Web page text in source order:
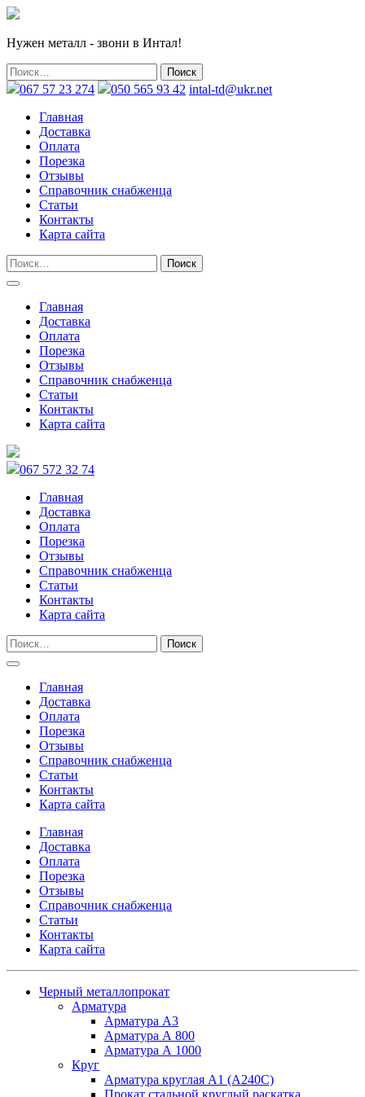
Нужен металл - звони в Интал!
067 57 23 274 050 565 93 42 intal-td@ukr.net
Главная
Доставка
Оплата
Порезка
Отзывы
Справочник снабженца
Статьи
Контакты
Карта сайта
Главная
Доставка
Оплата
Порезка
Отзывы
Справочник снабженца
Статьи
Контакты
Карта сайта
067 572 32 74
Главная
Доставка
Оплата
Порезка
Отзывы
Справочник снабженца
Статьи
Контакты
Карта сайта
Главная
Доставка
Оплата
Порезка
Отзывы
Справочник снабженца
Статьи
Контакты
Карта сайта
Главная
Доставка
Оплата
Порезка
Отзывы
Справочник снабженца
Статьи
Контакты
Карта сайта
Черный металлопрокат
Арматура
Арматура А3
Арматура А 800
Арматура А 1000
Круг
Арматура круглая А1 (А240C)
Прокат стальной круглый раскатка